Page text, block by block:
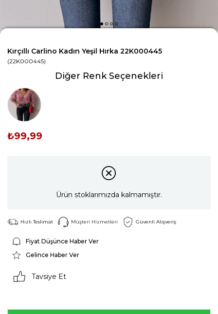
Kırçıllı Carlino Kadın Yeşil Hırka 22K000445
(22K000445)
Diğer Renk Seçenekleri
Tükendi
₺99,99
Ürün stoklarımızda kalmamıştır.
Hızlı Teslimat Müşteri Hizmetleri Güvenli Alışveriş
Fiyat Düşünce Haber Ver
Gelince Haber Ver
Tavsiye Et